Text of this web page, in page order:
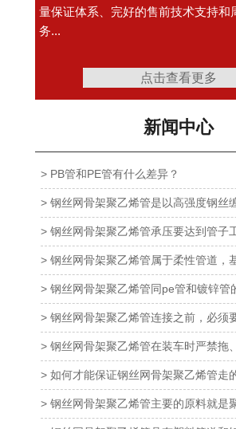
钢丝网骨架聚乙烯复合管
煤矿用管/煤矿管
钢骨架(钢
矿用钢丝网骨架聚乙烯管/矿用
钢骨架(钢
量保证体系、完好的售前技术支持和
务...
点击查看更多
新闻中心
> PB管和PE管有什么差异？
> 钢丝网骨架聚乙烯管是以高强度钢丝
管道
> 钢丝网骨架聚乙烯管承压要达到管子
> 钢丝网骨架聚乙烯管属于柔性管道，
夯实
> 钢丝网骨架聚乙烯管同pe管和镀锌管
> 钢丝网骨架聚乙烯管连接之前，必须
氧化
> 钢丝网骨架聚乙烯管在装车时严禁拖
行为
> 如何才能保证钢丝网骨架聚乙烯管走
> 钢丝网骨架聚乙烯管主要的原料就是